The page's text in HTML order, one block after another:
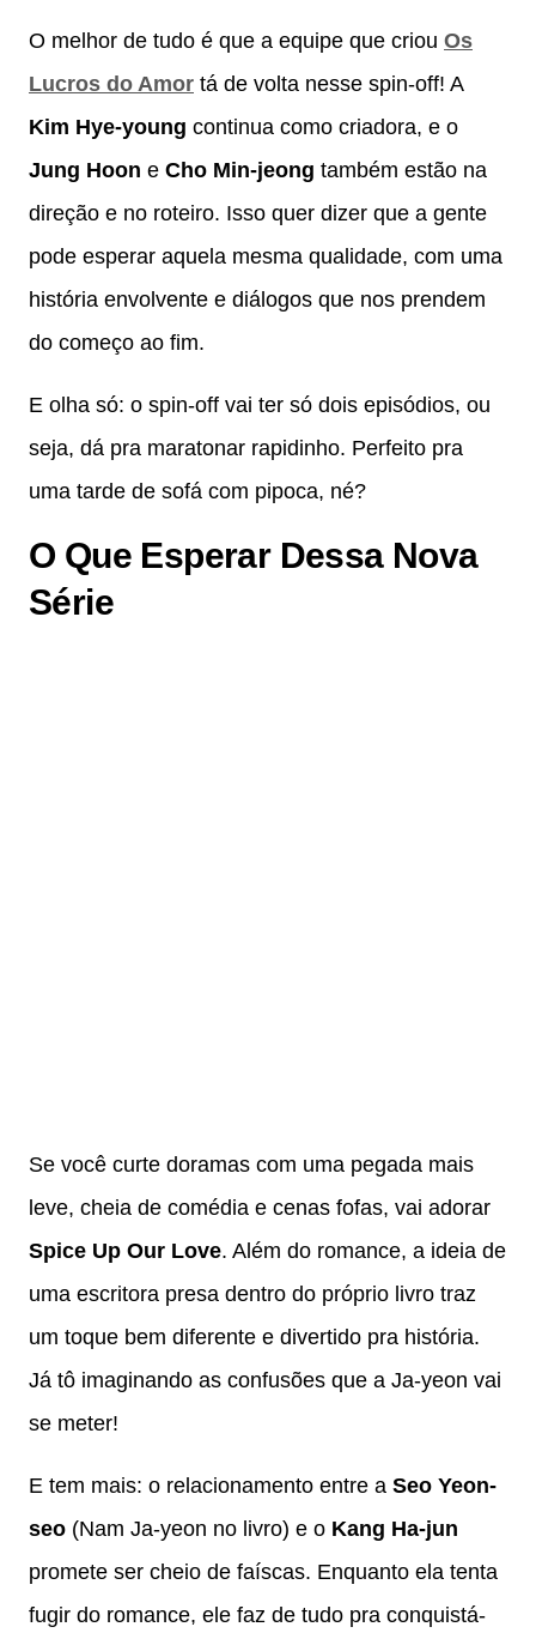
O melhor de tudo é que a equipe que criou Os
Lucros do Amor tá de volta nesse spin-off! A
Kim Hye-young continua como criadora, e o
Jung Hoon e Cho Min-jeong também estão na
direção e no roteiro. Isso quer dizer que a gente
pode esperar aquela mesma qualidade, com uma
história envolvente e diálogos que nos prendem
do começo ao fim.
E olha só: o spin-off vai ter só dois episódios, ou
seja, dá pra maratonar rapidinho. Perfeito pra
uma tarde de sofá com pipoca, né?
O Que Esperar Dessa Nova
Série
Se você curte doramas com uma pegada mais
leve, cheia de comédia e cenas fofas, vai adorar
Spice Up Our Love. Além do romance, a ideia de
uma escritora presa dentro do próprio livro traz
um toque bem diferente e divertido pra história.
Já tô imaginando as confusões que a Ja-yeon vai
se meter!
E tem mais: o relacionamento entre a Seo Yeon-
seo (Nam Ja-yeon no livro) e o Kang Ha-jun
promete ser cheio de faíscas. Enquanto ela tenta
fugir do romance, ele faz de tudo pra conquistá-